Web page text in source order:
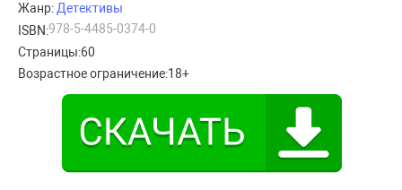
Жанр:Детективы
ISBN:978-5-4485-0374-0
Страницы:60
Возрастное ограничение:18+